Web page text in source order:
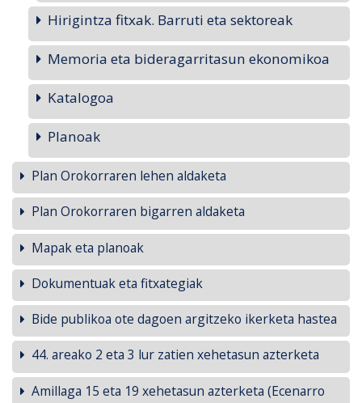
Hirigintza fitxak. Barruti eta sektoreak
Memoria eta bideragarritasun ekonomikoa
Katalogoa
Planoak
Plan Orokorraren lehen aldaketa
Plan Orokorraren bigarren aldaketa
Mapak eta planoak
Dokumentuak eta fitxategiak
Bide publikoa ote dagoen argitzeko ikerketa hastea
44. areako 2 eta 3 lur zatien xehetasun azterketa
Amillaga 15 eta 19 xehetasun azterketa (Ecenarro